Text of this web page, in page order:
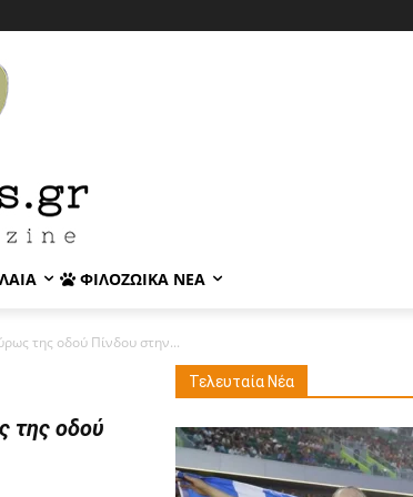
ΦΙΛΟΖΩΙΚΆ ΝΈΑ
της οδού Πίνδου στην...
της οδού
Τελευταία Νέα